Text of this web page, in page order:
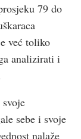
79 do
već toliko
analizirati i
sebe i svoje
nalaže